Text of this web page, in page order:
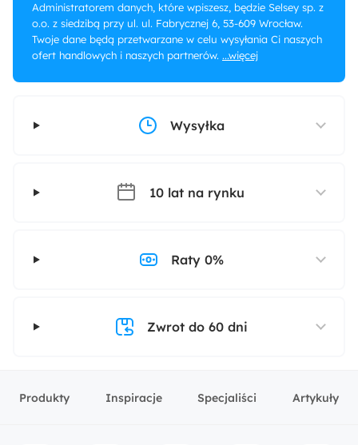
Administratorem danych, które wpiszesz, będzie Selsey sp. z
o.o. z siedzibą przy ul. ul. Fabrycznej 6, 53-609 Wrocław.
Twoje dane będą przetwarzane w celu wysyłania Ci naszych
ofert handlowych i naszych partnerów. ...więcej
Wysyłka
10 lat na rynku
Raty 0%
Zwrot do 60 dni
Produkty Inspiracje Specjaliści Artykuły